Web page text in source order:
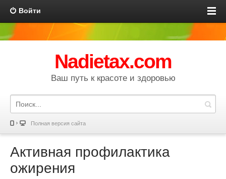
Войти
Nadietax.com
Ваш путь к красоте и здоровью
Полная версия сайта
Активная профилактика
ожирения